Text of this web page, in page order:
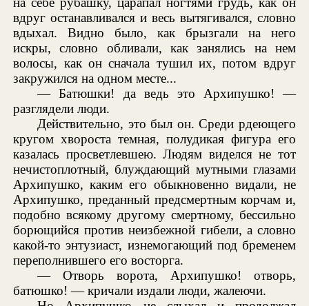
вдруг останавливался и весь вытягивался, словно
вдыхал. Видно было, как брызгали на него
искры, словно обливали, как занялись на нем
волосы, как он сначала тушил их, потом вдруг
закружился на одном месте...
— Батюшки! да ведь это Архипушко! —
разглядели люди.
Действительно, это был он. Среди рдеющего
кругом хвороста темная, полудикая фигура его
казалась просветлевшею. Людям виделся не тот
нечистоплотный, блуждающий мутными глазами
Архипушко, каким его обыкновенно видали, не
Архипушко, преданный предсмертным корчам и,
подобно всякому другому смертному, бессильно
борющийся против неизбежной гибели, а словно
какой-то энтузиаст, изнемогающий под бременем
переполнившего его восторга.
— Отворь ворота, Архипушко! отворь,
батюшко! — кричали издали люди, жалеючи.